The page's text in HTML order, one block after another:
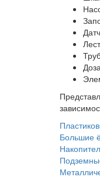
Большие